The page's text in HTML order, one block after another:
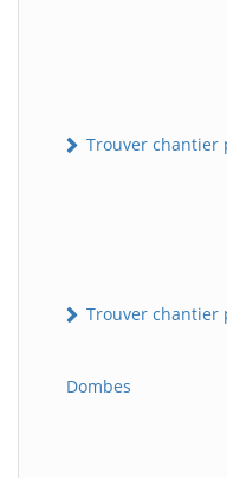
Trouver chantier
Trouver chantier
Dombes